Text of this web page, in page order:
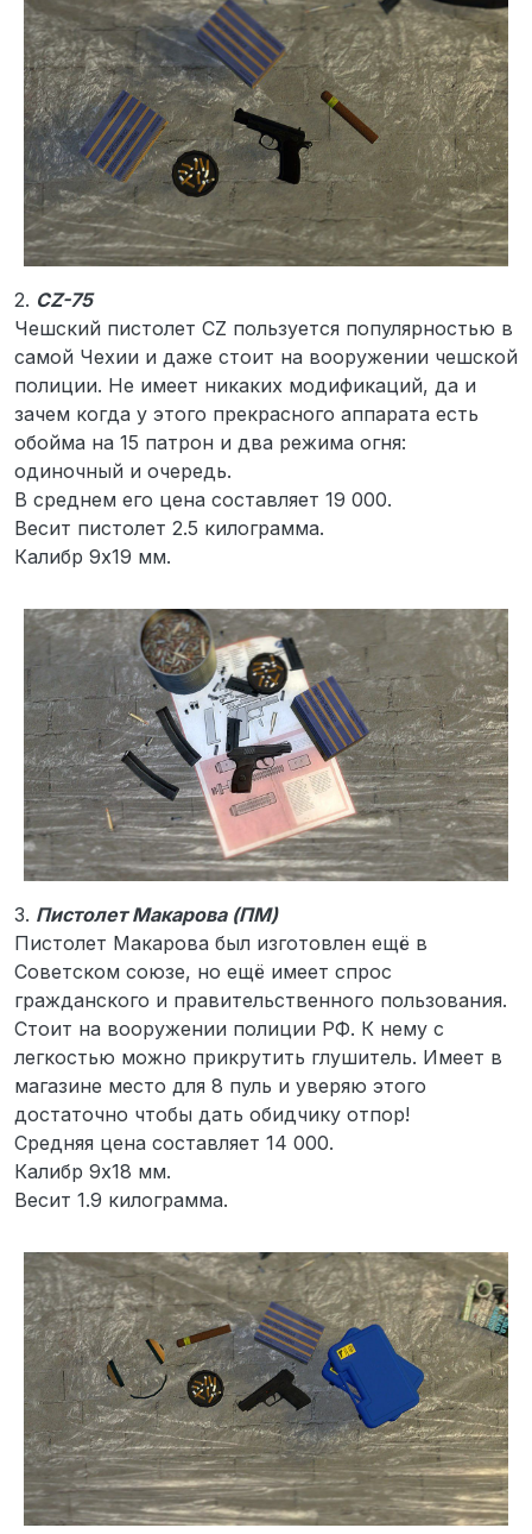
2. CZ-75
Чешский пистолет CZ пользуется популярностью в
самой Чехии и даже стоит на вооружении чешской
полиции. Не имеет никаких модификаций, да и
зачем когда у этого прекрасного аппарата есть
обойма на 15 патрон и два режима огня:
одиночный и очередь.
В среднем его цена составляет 19 000.
Весит пистолет 2.5 килограмма.
Калибр 9х19 мм.
3. Пистолет Макарова (ПМ)
Пистолет Макарова был изготовлен ещё в
Советском союзе, но ещё имеет спрос
гражданского и правительственного пользования.
Стоит на вооружении полиции РФ. К нему с
легкостью можно прикрутить глушитель. Имеет в
магазине место для 8 пуль и уверяю этого
достаточно чтобы дать обидчику отпор!
Средняя цена составляет 14 000.
Калибр 9х18 мм.
Весит 1.9 килограмма.